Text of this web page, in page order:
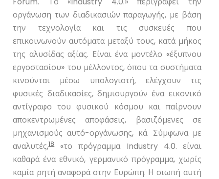
οργάνωση των διαδικασιών παραγωγής, με βάση
την τεχνολογία και τις συσκευές που
επικοινωνούν αυτόματα μεταξύ τους, κατά μήκος
της αλυσίδας αξίας. Είναι ένα μοντέλο «έξυπνου
εργοστασίου» του μέλλοντος, όπου τα συστήματα
κινούνται μέσω υπολογιστή, ελέγχουν τις
φυσικές διαδικασίες, δημιουργούν ένα εικονικό
αντίγραφο του φυσικού κόσμου και παίρνουν
αποκεντρωμένες αποφάσεις, βασιζόμενες σε
μηχανισμούς αυτό-οργάνωσης, κά. Σύμφωνα με
αναλυτές,18«το πρόγραμμα Industry4.0. είναι
καθαρά ένα εθνικό, γερμανικό πρόγραμμα, χωρίς
καμία ρητή αναφορά στην Ευρώπη. Η σιωπή αυτή